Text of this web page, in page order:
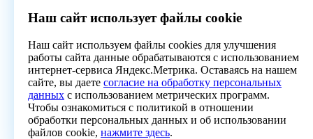
Наш сайт использует файлы cookie
Наш сайт используем файлы cookies для улучшения
работы сайта данные обрабатываются с использованием
интернет-сервиса Яндекс.Метрика. Оставаясь на нашем
сайте, вы даете согласие на обработку персональных
данных с использованием метрических программ.
Чтобы ознакомиться с политикой в отношении
обработки персональных данных и об использовании
файлов cookie, нажмите здесь.